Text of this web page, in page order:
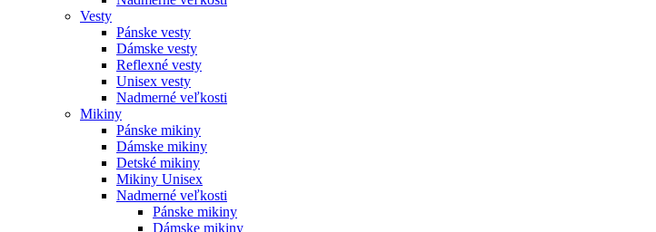
Vesty
Pánske vesty
Dámske vesty
Reflexné vesty
Unisex vesty
Nadmerné veľkosti
Mikiny
Pánske mikiny
Dámske mikiny
Detské mikiny
Mikiny Unisex
Nadmerné veľkosti
Pánske mikiny
Dámske mikiny